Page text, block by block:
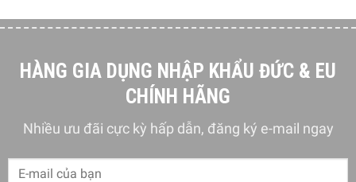
HÀNG GIA DỤNG NHẬP KHẨU ĐỨC & EU
CHÍNH HÃNG
Nhiều ưu đãi cực kỳ hấp dẫn, đăng ký e-mail ngay